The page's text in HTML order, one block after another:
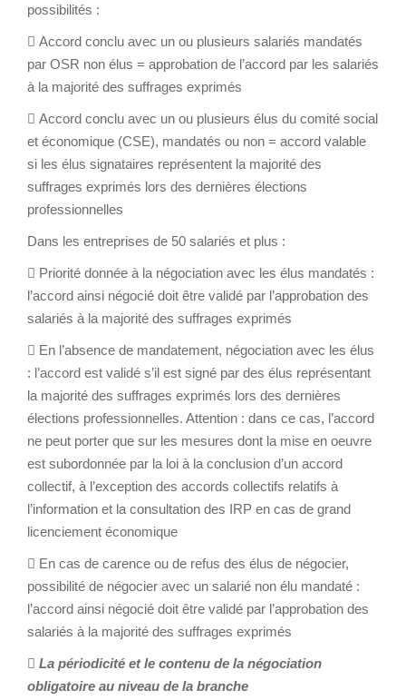
possibilités :
 Accord conclu avec un ou plusieurs salariés mandatés
par OSR non élus = approbation de l’accord par les salariés
à la majorité des suffrages exprimés
 Accord conclu avec un ou plusieurs élus du comité social
et économique (CSE), mandatés ou non = accord valable
si les élus signataires représentent la majorité des
suffrages exprimés lors des dernières élections
professionnelles
Dans les entreprises de 50 salariés et plus :
 Priorité donnée à la négociation avec les élus mandatés :
l’accord ainsi négocié doit être validé par l’approbation des
salariés à la majorité des suffrages exprimés
 En l’absence de mandatement, négociation avec les élus
: l’accord est validé s’il est signé par des élus représentant
la majorité des suffrages exprimés lors des dernières
élections professionnelles. Attention : dans ce cas, l’accord
ne peut porter que sur les mesures dont la mise en oeuvre
est subordonnée par la loi à la conclusion d’un accord
collectif, à l’exception des accords collectifs relatifs à
l’information et la consultation des IRP en cas de grand
licenciement économique
 En cas de carence ou de refus des élus de négocier,
possibilité de négocier avec un salarié non élu mandaté :
l’accord ainsi négocié doit être validé par l’approbation des
salariés à la majorité des suffrages exprimés
 La périodicité et le contenu de la négociation
obligatoire au niveau de la branche